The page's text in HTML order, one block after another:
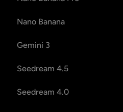
Nano Banana
Gemini 3
Seedream 4.5
Seedream 4.0